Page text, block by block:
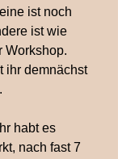
ist noch
ist wie
Workshop.
ihr demnächst
habt es
nach fast 7